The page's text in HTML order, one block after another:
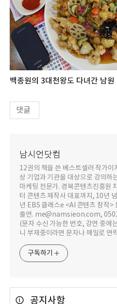
백종원의 3대천왕도 다녀간 남원
댓글
남시언닷컴
12권의 책을 쓴 베스트셀러 작가이
상 기업과 기관을 대상으로 강의하
마케팅 전문가. 경북콘텐츠진흥원
터 콘텐츠 제작사 대표까지, 10년
년 EBS 클래스e <AI 콘텐츠 창작>
출연. me@namsieon.com,
(문자 수신 가능한 번호, 강연 중에
니 부재중이라면 문자나 메일로 연
구독하기
공지사항